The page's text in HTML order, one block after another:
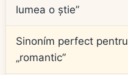
lumea o știe”
Sinoním perfect pentru
„romantic”